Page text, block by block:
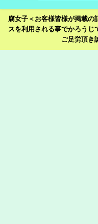
腐女子＜お客様皆様が掲載の
スを利用される事でかろうじ
ご足労頂き